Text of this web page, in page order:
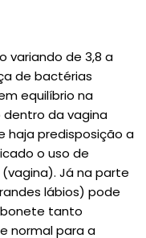
variando de 3,8 a
de bactérias
equilíbrio na
dentro da vagina
haja predisposição a
o uso de
Já na parte
lábios) pode
tanto
normal para a